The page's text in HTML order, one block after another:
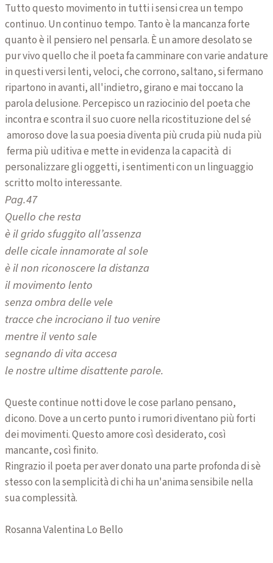
Tutto questo movimento in tutti i sensi crea un tempo
continuo. Un continuo tempo. Tanto è la mancanza forte
quanto è il pensiero nel pensarla. È un amore desolato se
pur vivo quello che il poeta fa camminare con varie andature
in questi versi lenti, veloci, che corrono, saltano, si fermano
ripartono in avanti, all'indietro, girano e mai toccano la
parola delusione. Percepisco un raziocinio del poeta che
incontra e scontra il suo cuore nella ricostituzione del sé
amoroso dove la sua poesia diventa più cruda più nuda più
ferma più uditiva e mette in evidenza la capacità di
personalizzare gli oggetti, i sentimenti con un linguaggio
scritto molto interessante.
Pag.47
Quello che resta
è il grido sfuggito all’assenza
delle cicale innamorate al sole
è il non riconoscere la distanza
il movimento lento
senza ombra delle vele
tracce che incrociano il tuo venire
mentre il vento sale
segnando di vita accesa
le nostre ultime disattente parole.
Queste continue notti dove le cose parlano pensano,
dicono. Dove a un certo punto i rumori diventano più forti
dei movimenti. Questo amore così desiderato, così
mancante, così finito.
Ringrazio il poeta per aver donato una parte profonda di sè
stesso con la semplicità di chi ha un'anima sensibile nella
sua complessità.
Rosanna Valentina Lo Bello